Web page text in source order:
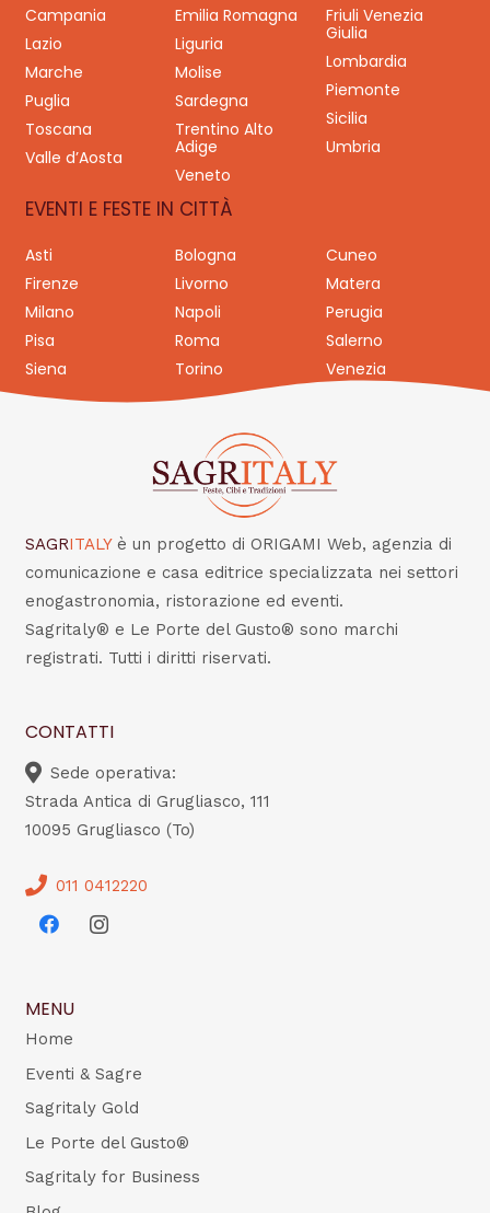
Campania
Emilia Romagna
Friuli Venezia
Giulia
Lazio
Liguria
Lombardia
Marche
Molise
Piemonte
Puglia
Sardegna
Sicilia
Toscana
Trentino Alto
Adige
Umbria
Valle d’Aosta
Veneto
EVENTI E FESTE IN CITTÀ
Asti Bologna
Cuneo
Firenze
Livorno
Matera
Milano
Napoli
Perugia
Pisa
Roma
Salerno
Siena
Torino Venezia
SAGRITALY è un progetto di ORIGAMI Web, agenzia di
comunicazione e casa editrice specializzata nei settori
enogastronomia, ristorazione ed eventi.
Sagritaly® e Le Porte del Gusto® sono marchi
registrati. Tutti i diritti riservati.
CONTATTI
Sede operativa:
Strada Antica di Grugliasco, 111
10095 Grugliasco (To)
011 0412220
MENU
Home
Eventi & Sagre
Sagritaly Gold
Le Porte del Gusto®
Sagritaly for Business